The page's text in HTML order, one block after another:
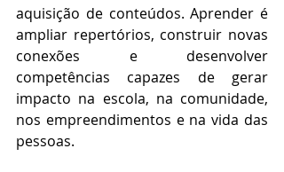
aquisição de conteúdos. Aprender é
ampliar repertórios, construir novas
conexões e desenvolver
competências capazes de gerar
impacto na escola, na comunidade,
nos empreendimentos e na vida das
pessoas.